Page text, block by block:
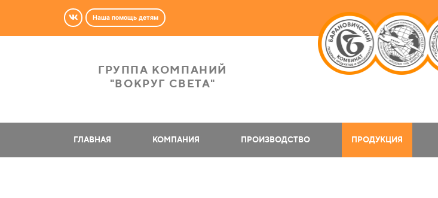
ГРУППА КОМПАНИЙ
"ВОКРУГ СВЕТА"
Наша помощь детям
ГЛАВНАЯ КОМПАНИЯ ПРОИЗВОДСТВО ПРОДУКЦИЯ